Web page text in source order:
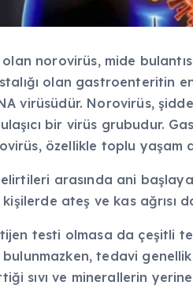
norovirüs, mide
olan gastroenteritin
virüsüdür. Norovirüs,
bir virüs grubudur.
özellikle toplu yaşam
arasında ani
kişilerde ateş ve kas ağrısı
testi olmasa da çeşitli
tedavi
sıvı ve minerallerin